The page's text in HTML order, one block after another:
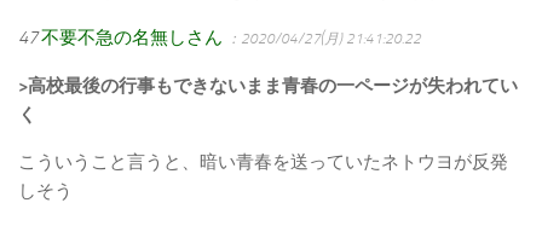
47不要不急の名無しさん ：2020/04/27(月) 21:41:20.22
>高校最後の行事もできないまま青春の一ページが失われてい
く
こういうこと言うと、暗い青春を送っていたネトウヨが反発
しそう